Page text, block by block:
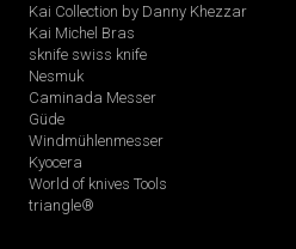
Kai Collection by Danny Khezzar
Kai Michel Bras
sknife swiss knife
Nesmuk
Caminada Messer
Güde
Windmühlenmesser
Kyocera
World of knives Tools
triangle®